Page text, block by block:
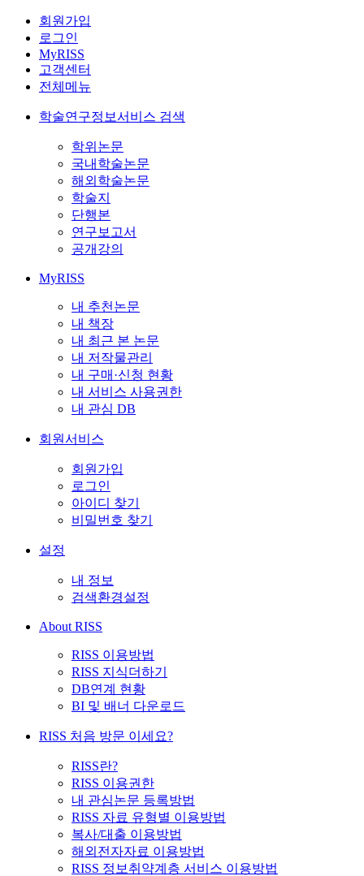
회원가입
로그인
MyRISS
고객센터
전체메뉴
학술연구정보서비스 검색
학위논문
국내학술논문
해외학술논문
학술지
단행본
연구보고서
공개강의
MyRISS
내 추천논문
내 책장
내 최근 본 논문
내 저작물관리
내 구매·신청 현황
내 서비스 사용권한
내 관심 DB
회원서비스
회원가입
로그인
아이디 찾기
비밀번호 찾기
설정
내 정보
검색환경설정
About RISS
RISS 이용방법
RISS 지식더하기
DB연계 현황
BI 및 배너 다운로드
RISS 처음 방문 이세요?
RISS란?
RISS 이용권한
내 관심논문 등록방법
RISS 자료 유형별 이용방법
복사/대출 이용방법
해외전자자료 이용방법
RISS 정보취약계층 서비스 이용방법